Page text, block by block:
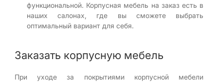
функциональной. Корпусная мебель на заказ есть в
наших салонах, где вы сможете выбрать
оптимальный вариант для себя.
Заказать корпусную мебель
При уходе за покрытиями корпусной мебели